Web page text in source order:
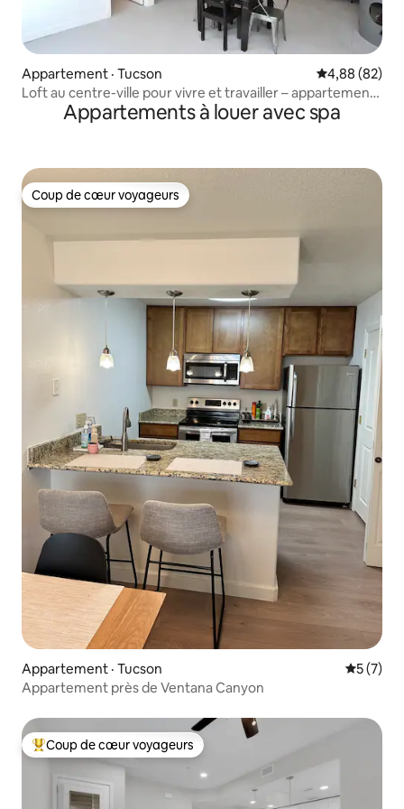
Appartement · Tucson Note
4,88 (82)
Loft au centre-ville pour vivre et travailler – appartement
Appartements à louer avec spa
Coup de cœur voyageurs
Coup de cœur voyageurs
Appartement · Tucson Note
5 (7)
Appartement près de Ventana Canyon
Coup de cœur voyageurs parmi les plus aimés
Coup de cœur voyageurs